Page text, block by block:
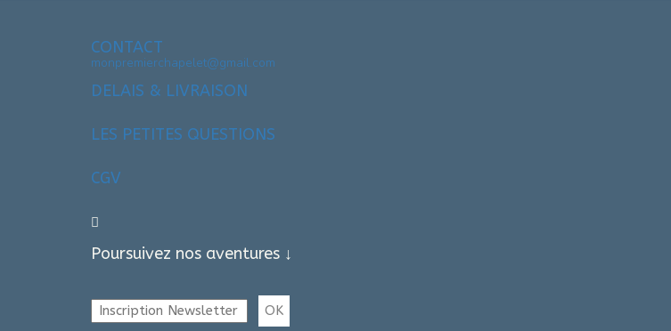
CONTACT
monpremierchapelet@gmail.com
DELAIS & LIVRAISON
LES PETITES QUESTIONS
CGV
Poursuivez nos aventures ↓